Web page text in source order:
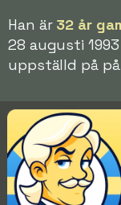
Han är 32 år
28 augusti
uppställd på